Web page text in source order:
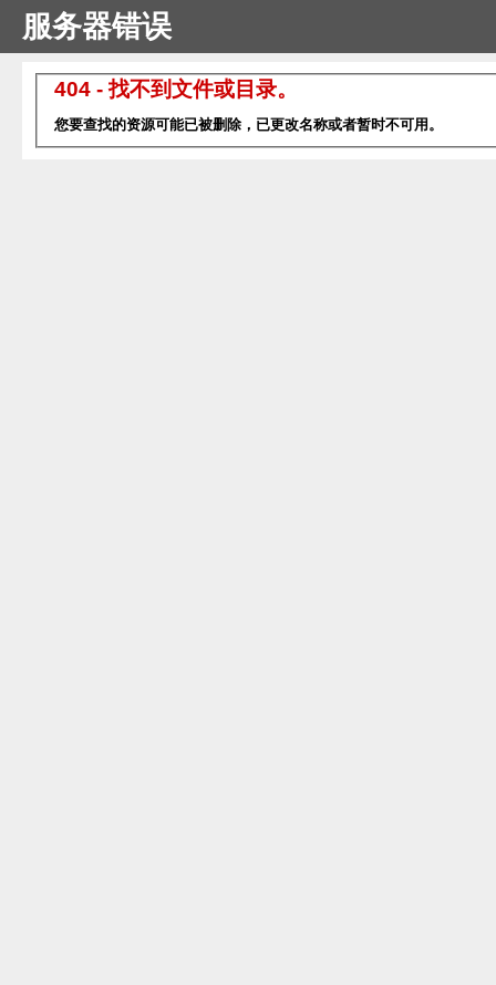
服务器错误
404 - 找不到文件或目录。
您要查找的资源可能已被删除，已更改名称或者暂时不可用。